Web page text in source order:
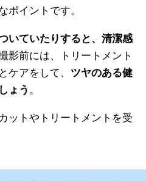
ポイントです。
いていたりすると、清潔感
影前には、トリートメント
ケアをして、 ツヤのある健
ょう 。
ットやトリートメントを受